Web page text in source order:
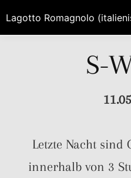
S-
Letzte Nacht sind
innerhalb von 3
Lagotto Romagnolo